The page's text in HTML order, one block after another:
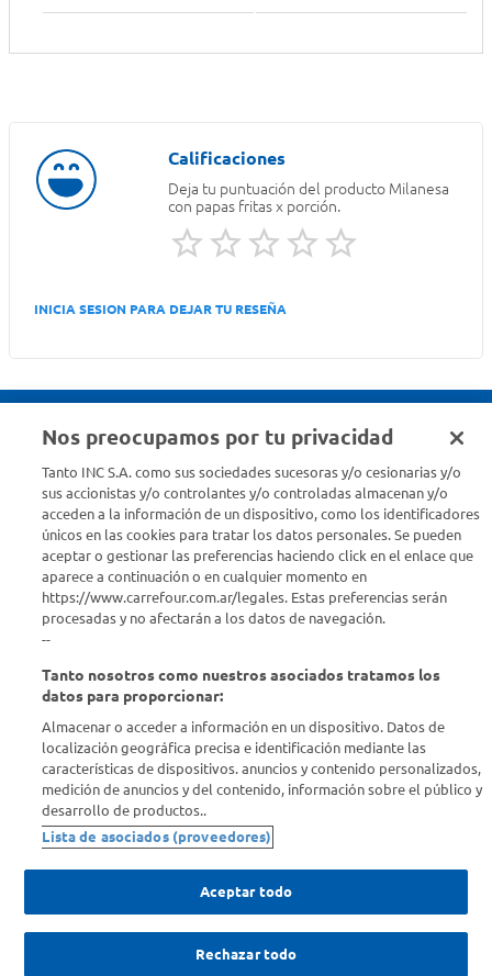
Deja tu puntuación del producto Milanesa
con papas fritas x porción.
INICIA SESION PARA DEJAR TU RESEÑA
Estamos para ayudarte
¿Tenés una consulta? Comunicate con nosotros acá
Descubrí Carrefour
Conocenos
Info útil
Comprá Online
Nos preocupamos por tu privacidad
Tanto INC S.A. como sus sociedades sucesoras y/o cesionarias y/o
sus accionistas y/o controlantes y/o controladas almacenan y/o
acceden a la información de un dispositivo, como los identificadores
únicos en las cookies para tratar los datos personales. Se pueden
aceptar o gestionar las preferencias haciendo click en el enlace que
aparece a continuación o en cualquier momento en
https://www.carrefour.com.ar/legales. Estas preferencias serán
procesadas y no afectarán a los datos de navegación.
--
Tanto nosotros como nuestros asociados tratamos los
datos para proporcionar:
Almacenar o acceder a información en un dispositivo. Datos de
localización geográfica precisa e identificación mediante las
características de dispositivos. anuncios y contenido personalizados,
medición de anuncios y del contenido, información sobre el público y
desarrollo de productos..
Lista de asociados (proveedores)
Aceptar todo
Rechazar todo